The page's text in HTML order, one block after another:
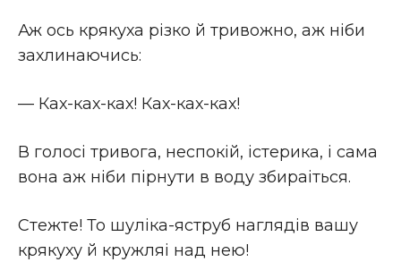
Аж ось крякуха рiзко й тривожно, аж нiби
захлинаючись:
— Ках-ках-ках! Ках-ках-ках!
В голосi тривога, неспокiй, iстерика, i сама
вона аж нiби пiрнути в воду збираіться.
Стежте! То шулiка-яструб наглядiв вашу
крякуху й кружляі над нею!